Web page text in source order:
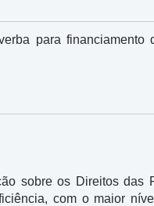
para
sobre os Direitos
com o maior